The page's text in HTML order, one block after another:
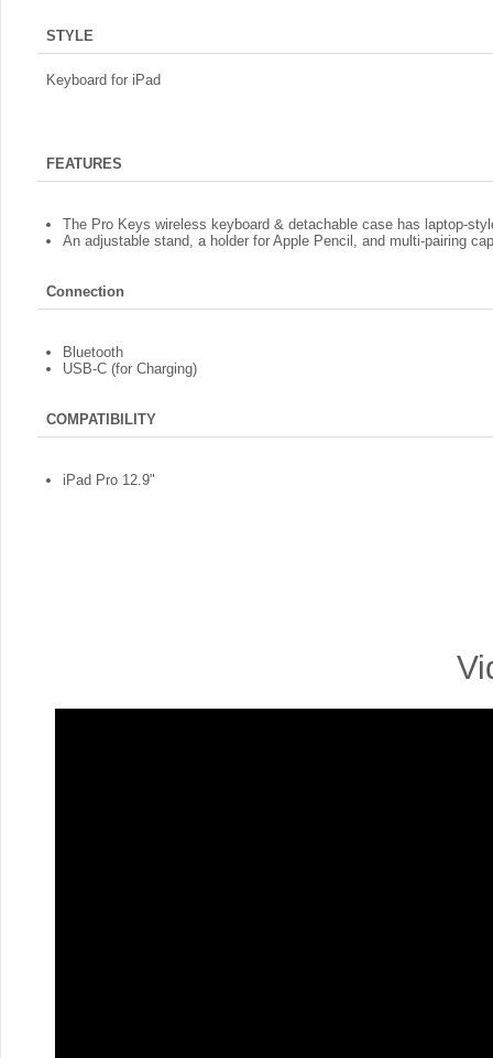
STYLE
Keyboard for iPad
FEATURES
The Pro Keys wireless keyboard & detachable case has laptop-
An adjustable stand, a holder for Apple Pencil, and multi-pairing
Connection
Bluetooth
USB-C (for Charging)
COMPATIBILITY
iPad Pro 12.9"